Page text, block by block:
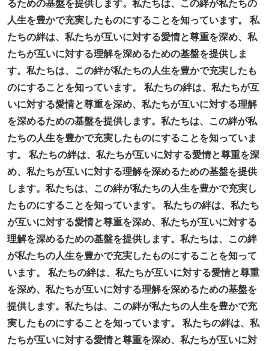
るための基盤を提供します。私たちは、この絆が私たちの
人生を豊かで充実したものにすることを知っています。 私
たちの絆は、私たちが互いに対する愛情と尊重を深め、私
たちが互いに対する理解を深めるための基盤を提供しま
す。私たちは、この絆が私たちの人生を豊かで充実したも
のにすることを知っています。 私たちの絆は、私たちが互
いに対する愛情と尊重を深め、私たちが互いに対する理解
を深めるための基盤を提供します。私たちは、この絆が私
たちの人生を豊かで充実したものにすることを知っていま
す。 私たちの絆は、私たちが互いに対する愛情と尊重を深
め、私たちが互いに対する理解を深めるための基盤を提供
します。私たちは、この絆が私たちの人生を豊かで充実し
たものにすることを知っています。 私たちの絆は、私たち
が互いに対する愛情と尊重を深め、私たちが互いに対する
理解を深めるための基盤を提供します。私たちは、この絆
が私たちの人生を豊かで充実したものにすることを知って
います。 私たちの絆は、私たちが互いに対する愛情と尊重
を深め、私たちが互いに対する理解を深めるための基盤を
提供します。私たちは、この絆が私たちの人生を豊かで充
実したものにすることを知っています。 私たちの絆は、私
たちが互いに対する愛情と尊重を深め、私たちが互いに対